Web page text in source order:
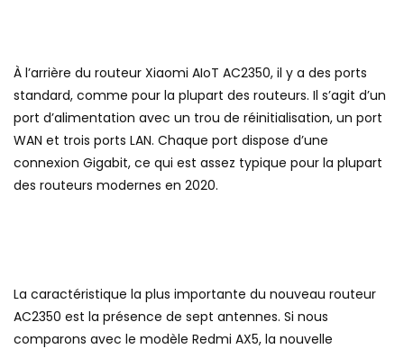
À l’arrière du routeur Xiaomi AIoT AC2350, il y a des ports
standard, comme pour la plupart des routeurs. Il s’agit d’un
port d’alimentation avec un trou de réinitialisation, un port
WAN et trois ports LAN. Chaque port dispose d’une
connexion Gigabit, ce qui est assez typique pour la plupart
des routeurs modernes en 2020.
La caractéristique la plus importante du nouveau routeur
AC2350 est la présence de sept antennes. Si nous
comparons avec le modèle Redmi AX5, la nouvelle